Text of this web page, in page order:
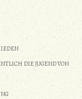
DIE JUGEND VON